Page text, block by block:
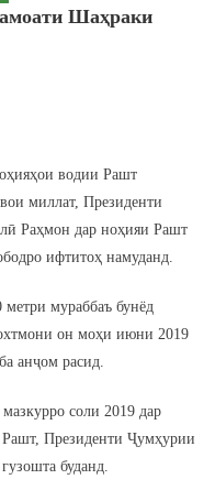
Шаҳраки
водии Рашт
миллат, Президенти
Раҳмон дар ноҳияи Рашт
ифтитоҳ намуданд.
мураббаъ бунёд
он моҳи июни 2019
анҷом расид.
соли 2019 дар
Президенти Ҷумҳурии
буданд.